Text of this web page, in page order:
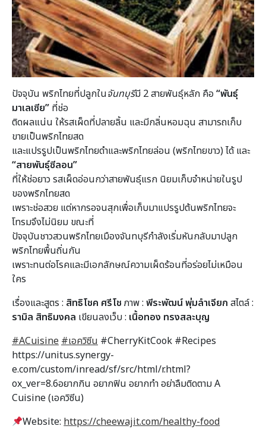
ปัจจุบัน พริกไทยที่ปลูกในจันทบุรีมี 2 สายพันธุ์หลัก คือ “พันธุ์
มาเลเซีย” ที่ช่อ
ติดผลแน่น ให้รสเผ็ดที่ปลายลิ้น และมีกลิ่นหอมฉุน สามารถเก็บ
ขายเป็นพริกไทยสด
และแปรรูปเป็นพริกไทยดำและพริกไทยล่อน (พริกไทยขาว) ได้ และ
“สายพันธุ์ซีลอน”
ที่ให้ช่อยาว รสเผ็ดอ่อนกว่าสายพันธุ์แรก นิยมเก็บจำหน่ายในรูป
ของพริกไทยสด
เพราะช่อสวย แต่หากรอจนสุกเพื่อเก็บมาแปรรูปต้นพริกไทยจะ
โทรมจึงไม่นิยม ขณะที่
ปัจจุบันชาวสวนพริกไทยเมืองจันทบุรีกำลังเริ่มหันกลับมาปลูก
พริกไทยพื้นถิ่นกัน
เพราะทนต่อโรคและมีเอกลักษณ์ความเผ็ดร้อนที่อร่อยไม่เหมือน
ใคร
เรื่องและสูตร : สิทธิโชค ศรีโช ภาพ : พีระพัฒน์ พุ่มลำเจียก สไตล์ :
รามิล สิทธิมงคล เขียนลงเว็บ : เนื้อทอง ทรงสละบุญ
#ACuisine#เอควิซีน #CherryKitCook #Recipes
https://unitus.synergy-
e.com/custom/inread/sf/src/html/r.html?
ox_ver=8.6อยากกิน อยากฟิน อยากทำ อย่าลืมติดตาม A
Cuisine (เอควิซีน)
Website:https://cheewajit.com/healthy-food